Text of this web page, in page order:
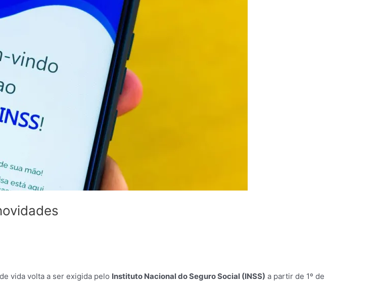
vida volta a ser exigida pelo Instituto Nacional do Seguro Social (INSS) a partir de 1º de